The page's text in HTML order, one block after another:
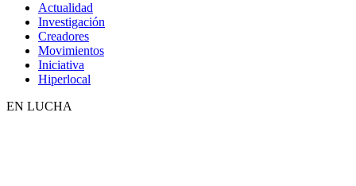
Actualidad
Investigación
Creadores
Movimientos
Iniciativa
Hiperlocal
EN LUCHA